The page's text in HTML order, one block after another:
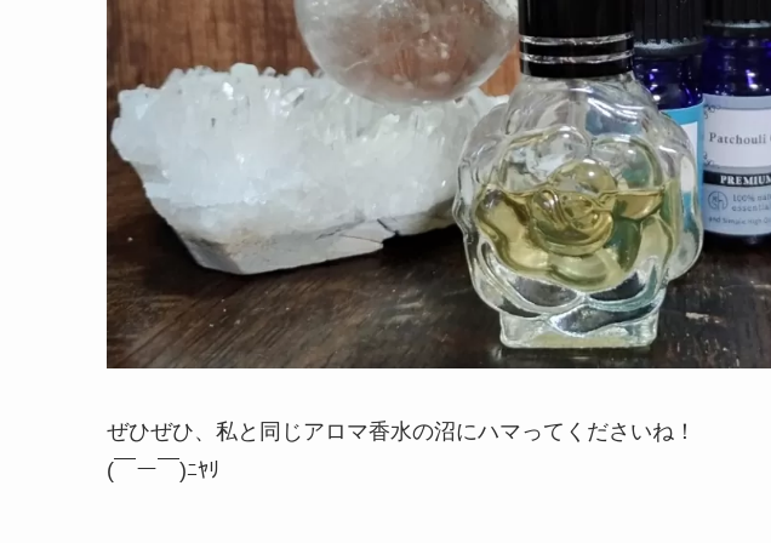
ぜひぜひ、私と同じアロマ香水の沼にハマってくださいね！
(￣ー￣)ﾆﾔﾘ